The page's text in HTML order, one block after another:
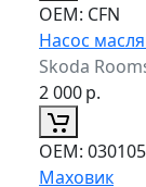
ОЕМ: CFN
Насос
Skoda
2 000р.
ОЕМ:
Маховик